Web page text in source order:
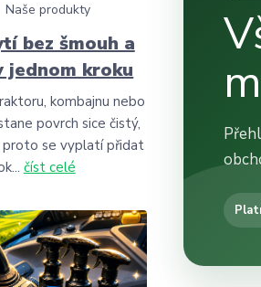
Naše produkty
bez šmouh a
jednom kroku
kombajnu nebo
povrch sice čistý,
proto se vyplatí přidat
číst celé